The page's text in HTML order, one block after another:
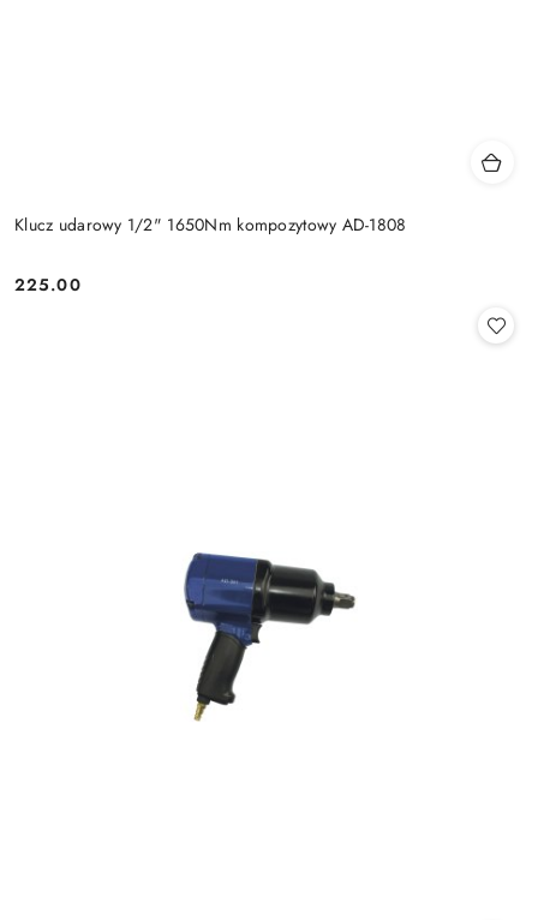
Klucz udarowy 1/2" 1650Nm kompozytowy AD-1808
Cena:
225.00